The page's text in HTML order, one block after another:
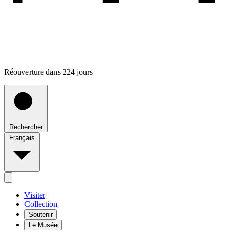
Réouverture dans 224 jours
Rechercher
Français
Visiter
Collection
Soutenir
Le Musée